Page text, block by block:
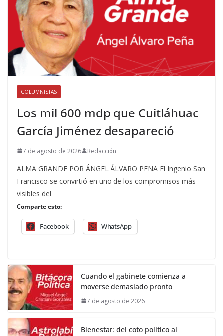
COLUMNISTAS
Los mil 600 mdp que Cuitláhuac
García Jiménez desapareció
7 de agosto de 2026 Redacción
ALMA GRANDE POR ÁNGEL ÁLVARO PEÑA El Ingenio San
Francisco se convirtió en uno de los compromisos más
visibles del
Comparte esto:
Facebook WhatsApp
Cuando el gabinete comienza a
moverse demasiado pronto
7 de agosto de 2026
Bienestar: del coto político al